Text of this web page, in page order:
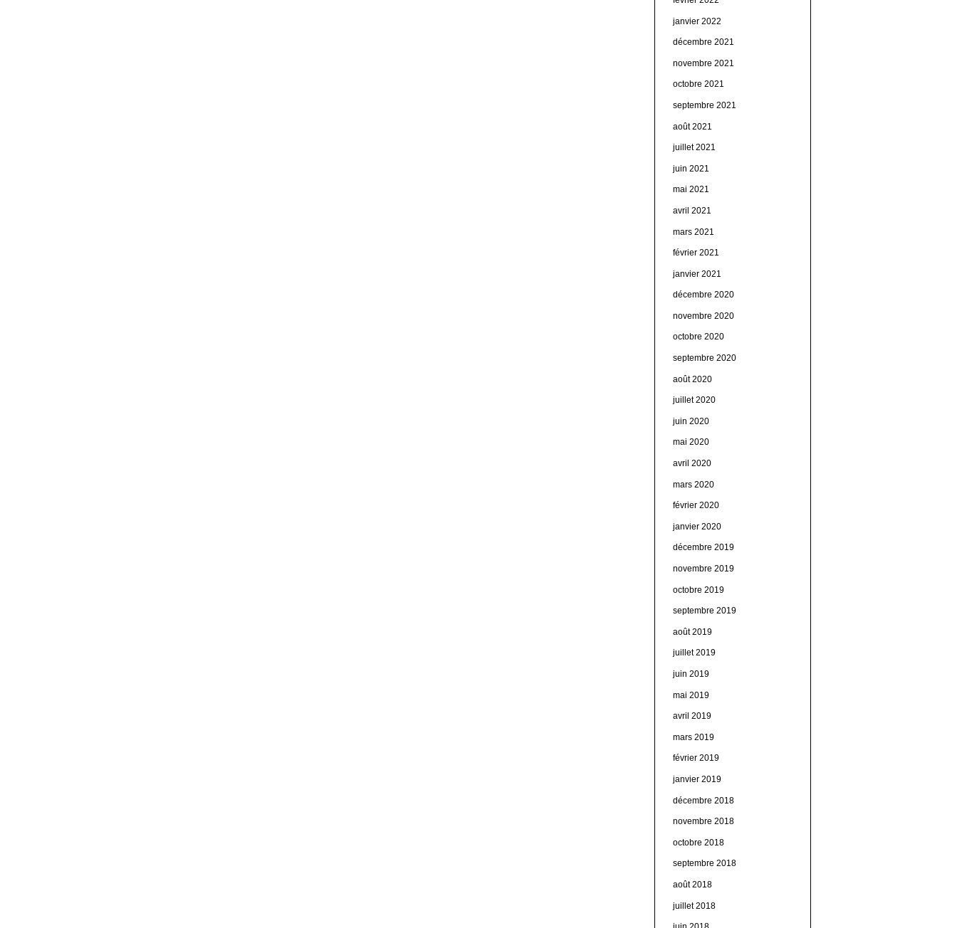
janvier 2022
décembre 2021
novembre 2021
octobre 2021
septembre 2021
août 2021
juillet 2021
juin 2021
mai 2021
avril 2021
mars 2021
février 2021
janvier 2021
décembre 2020
novembre 2020
octobre 2020
septembre 2020
août 2020
juillet 2020
juin 2020
mai 2020
avril 2020
mars 2020
février 2020
janvier 2020
décembre 2019
novembre 2019
octobre 2019
septembre 2019
août 2019
juillet 2019
juin 2019
mai 2019
avril 2019
mars 2019
février 2019
janvier 2019
décembre 2018
novembre 2018
octobre 2018
septembre 2018
août 2018
juillet 2018